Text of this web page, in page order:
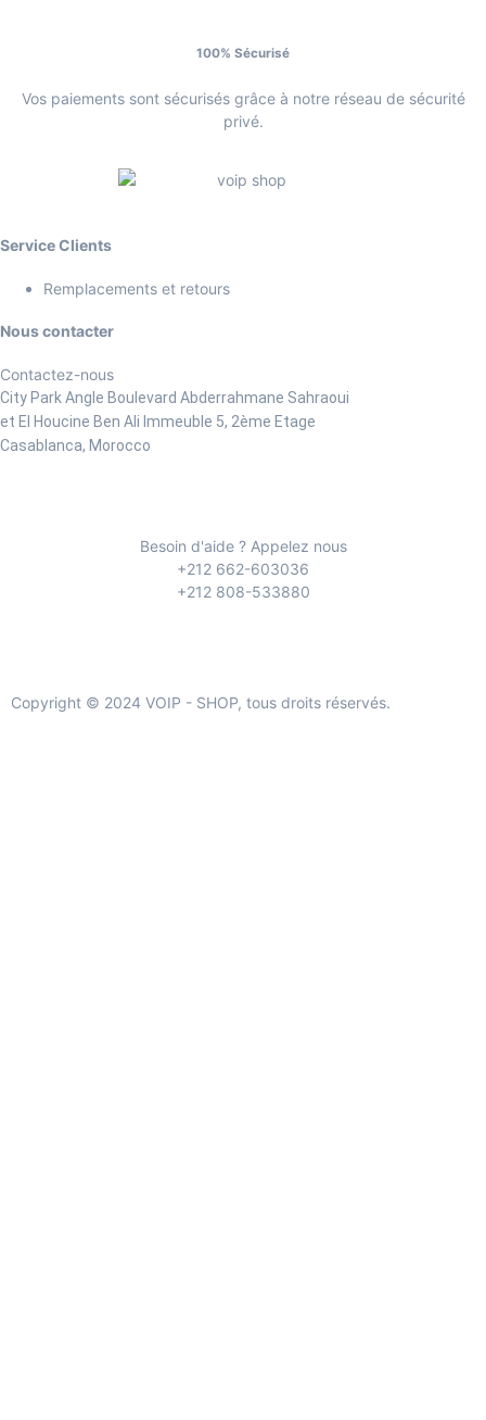
100% Sécurisé
Vos paiements sont sécurisés grâce à notre réseau de sécurité
privé.
Service Clients
Remplacements et retours
Nous contacter
Contactez-nous
City Park Angle Boulevard Abderrahmane Sahraoui
et El Houcine Ben Ali Immeuble 5, 2ème Etage
Casablanca, Morocco
Besoin d'aide ? Appelez nous
+212 662-603036
+212 808-533880
Copyright © 2024 VOIP - SHOP, tous droits réservés.